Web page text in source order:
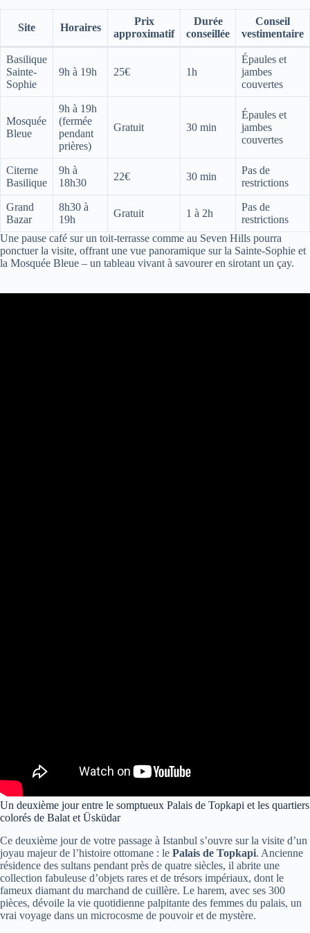
Site Horaires
Prix
approximatif
Durée
conseillée
Conseil
vestimentaire
Basilique
Sainte-
Sophie
9h à 19h 25€ 1h
Épaules et
jambes
couvertes
Mosquée
Bleue
9h à 19h
(fermée
pendant
prières)
Gratuit 30 min
Épaules et
jambes
couvertes
Citerne
Basilique
9h à
18h30
22€ 30 min
Pas de
restrictions
Grand
Bazar
8h30 à
19h
Gratuit 1 à 2h
Pas de
restrictions
Une pause café sur un toit-terrasse comme au Seven Hills pourra
ponctuer la visite, offrant une vue panoramique sur la Sainte-Sophie et
la Mosquée Bleue – un tableau vivant à savourer en sirotant un çay.
Un deuxième jour entre le somptueux Palais de Topkapi et les quartiers
colorés de Balat et Üsküdar
Ce deuxième jour de votre passage à Istanbul s’ouvre sur la visite d’un
joyau majeur de l’histoire ottomane : le Palais de Topkapi. Ancienne
résidence des sultans pendant près de quatre siècles, il abrite une
collection fabuleuse d’objets rares et de trésors impériaux, dont le
fameux diamant du marchand de cuillère. Le harem, avec ses 300
pièces, dévoile la vie quotidienne palpitante des femmes du palais, un
vrai voyage dans un microcosme de pouvoir et de mystère.